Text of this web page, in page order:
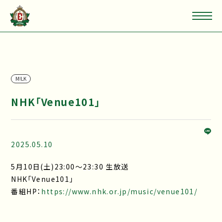
M!LK
NHK「Venue101」
2025.05.10
5月10日(土)23:00～23:30 生放送
NHK「Venue101」
番組HP： https://www.nhk.or.jp/music/venue101/